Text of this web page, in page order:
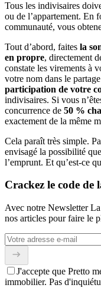
Tous les indivisaires
ou de l’appartement. En
communauté, vous
Tout d’abord, faites la
en propre, directement
constate les virements à
votre nom dans le
participation de votre
indivisaires. Si vous
concurrence de 50 %
exactement de la même
Cela paraît très simple.
envisagé la possibilité
l’emprunt. Et qu’est-ce
Crackez le code de
Avec notre Newsletter
nos articles pour faire le
J'accepte que Pretto
immobilier. Pas